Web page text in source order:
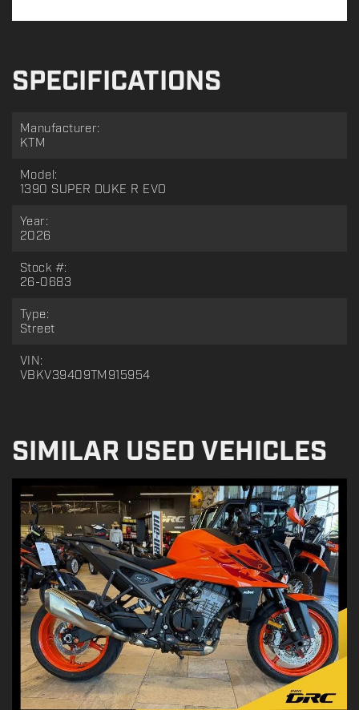
SPECIFICATIONS
Manufacturer:
KTM
Model:
1390 SUPER DUKE R EVO
Year:
2026
Stock #:
26-0683
Type:
Street
VIN:
VBKV39409TM915954
SIMILAR USED VEHICLES